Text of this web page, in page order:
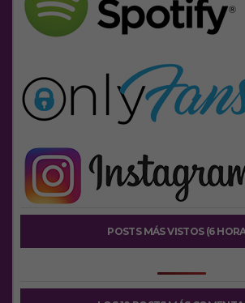
POSTS MÁS VISTOS (6